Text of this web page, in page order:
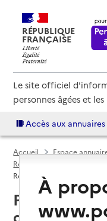
RÉPUBLIQUE
FRANÇAISE
Le site officiel
personnes âgées et
Accès aux annuaires
Accueil
Espace
Résidences autonomie par
Résidence autonomie
Pargny-lès-
des
À